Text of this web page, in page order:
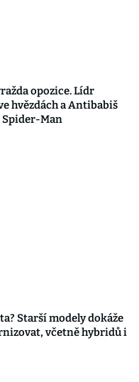
opozice. Lídr
hvězdách a Antibabiš
Spider-Man
Starší modely dokáže
včetně hybridů i